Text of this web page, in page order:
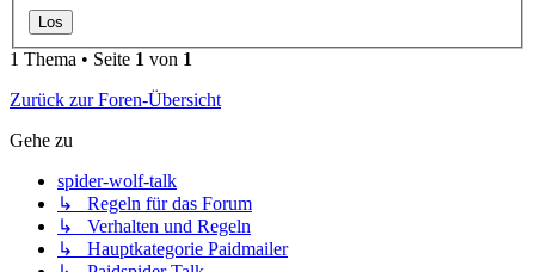
1 Thema • Seite 1 von 1
Zurück zur Foren-Übersicht
Gehe zu
spider-wolf-talk
↳ Regeln für das Forum
↳ Verhalten und Regeln
↳ Hauptkategorie Paidmailer